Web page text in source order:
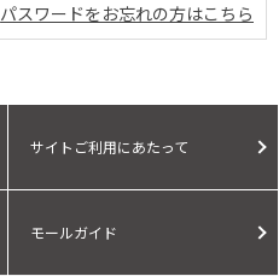
パスワードをお忘れの方はこちら
サイトご利用にあたって
モールガイド